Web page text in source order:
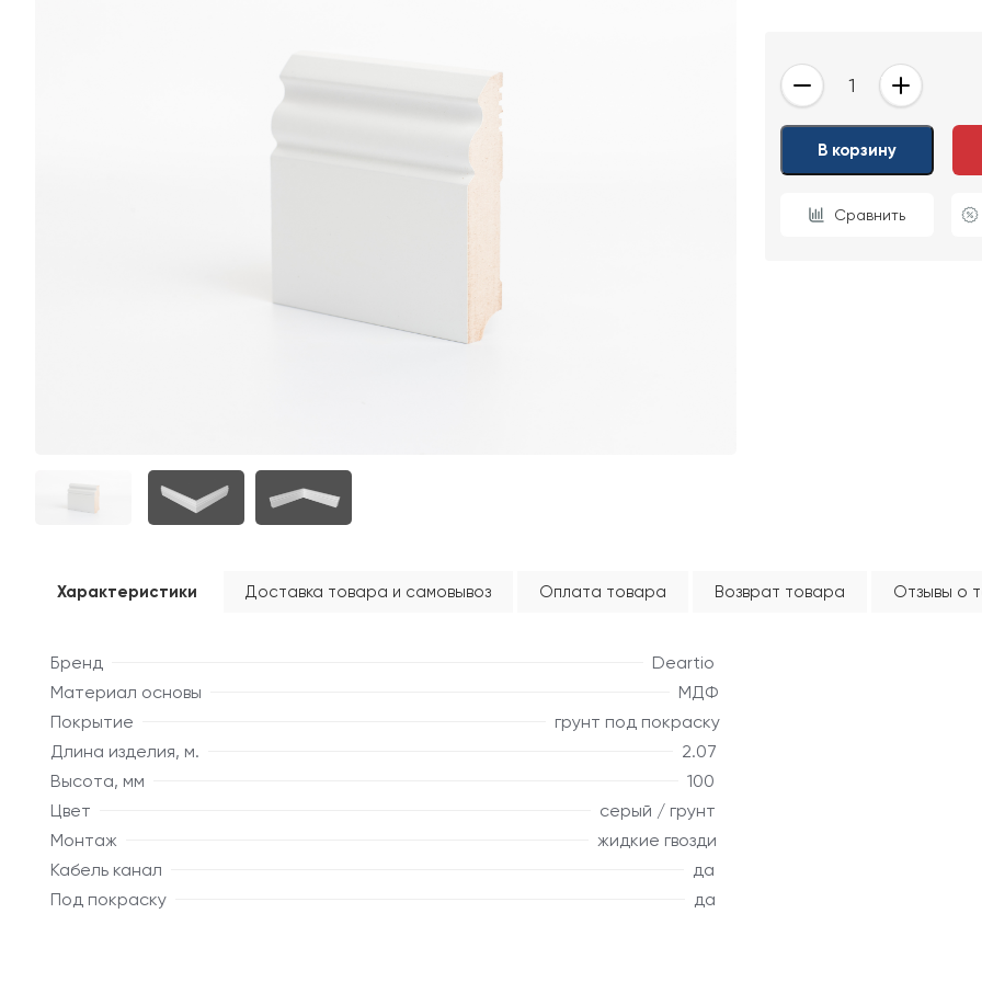
ОТПРАВИТЬ
Ваши данные не будут переданы третьим лицам
- +
В корзину
Сравнить
Характеристики Доставка товара и самовывоз Оплата товара Возврат товара Отзывы о
Бренд
Deartio
Материал основы
МДФ
Покрытие
грунт под покраску
Длина изделия, м.
2.07
Высота, мм
100
Цвет
серый / грунт
Монтаж
жидкие гвозди
Кабель канал
да
Под покраску
да